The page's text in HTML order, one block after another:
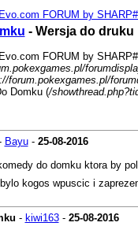
- Wersja do druku
FORUM by
forum.pokexgames.pl/
Domku (/
Bayu- 25-08-2016
do domku ktora by
kogos wpuscic i
- kiwi163- 25-08-2016